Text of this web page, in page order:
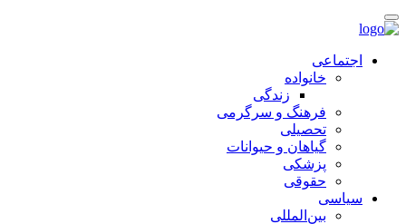
اجتماعی
خانواده
زندگی
فرهنگ و سرگرمی
تحصیلی
گیاهان و حیوانات
پزشکی
حقوقی
سیاسی
بین‌المللی